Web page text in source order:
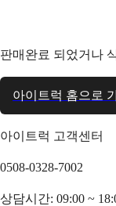
판매완료 되었거나
아이트럭 홈으로
아이트럭 고객센터
0508-0328-7002
상담시간: 09:00 ~